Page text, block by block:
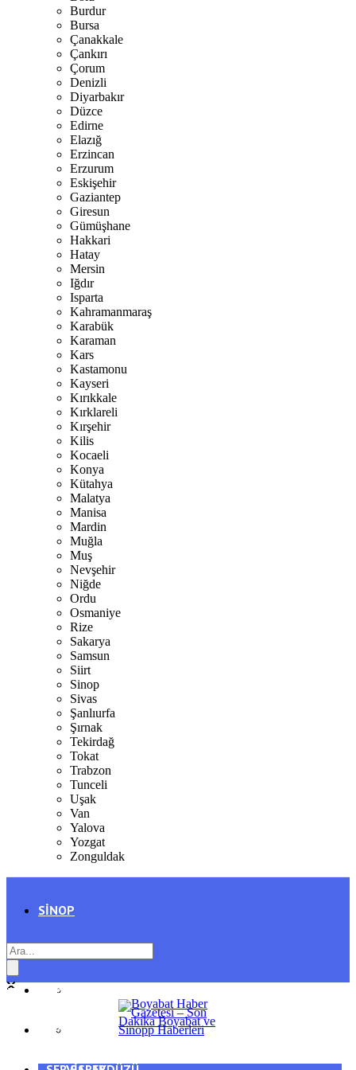
Burdur
Bursa
Çanakkale
Çankırı
Çorum
Denizli
Diyarbakır
Düzce
Edirne
Elazığ
Erzincan
Erzurum
Eskişehir
Gaziantep
Giresun
Gümüşhane
Hakkari
Hatay
Mersin
Iğdır
Isparta
Kahramanmaraş
Karabük
Karaman
Kars
Kastamonu
Kayseri
Kırıkkale
Kırklareli
Kırşehir
Kilis
Kocaeli
Konya
Kütahya
Malatya
Manisa
Mardin
Muğla
Muş
Nevşehir
Niğde
Ordu
Osmaniye
Rize
Sakarya
Samsun
Siirt
Sinop
Sivas
Şanlıurfa
Şırnak
Tekirdağ
Tokat
Trabzon
Tunceli
Uşak
Van
Yalova
Yozgat
Zonguldak
SINOP
AYANCIK
GENEL
SPOR